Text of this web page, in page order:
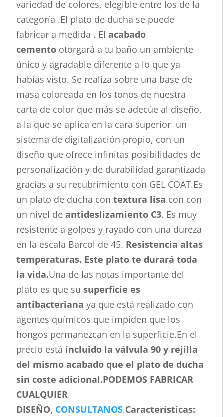
variedad de colores, elegible entre los de la
categoría .El plato de ducha se puede
fabricar a medida . Elacabado
cemento otorgará a tu baño un ambiente
único y agradable diferente a lo que ya
habías visto. Se realiza sobre una base de
masa coloreada en los tonos de nuestra
carta de color que más se adecúe al diseño,
a la que se aplica en la cara superior un
sistema de digitalización propio, con un
diseño que ofrece infinitas posibilidades de
personalización y de durabilidad garantizada
gracias a su recubrimiento con GEL COAT.Es
un plato de ducha con textura lisa con con
un nivel deantideslizamiento C3. Es muy
resistente a golpes y rayado con una dureza
en la escala Barcol de 45. Resistencia altas
temperaturas. Este plato te durará toda
la vida.Una de las notas importante del
plato es que susuperficie es
antibacterianaya que está realizado con
agentes químicos que impiden que los
hongos permanezcan en la superficie.En el
precio está incluido la válvula 90 y rejilla
del mismo acabado que el plato de ducha
sin coste adicional.PODEMOS FABRICAR
CUALQUIER
DISEÑO, CONSULTANOS.Características: